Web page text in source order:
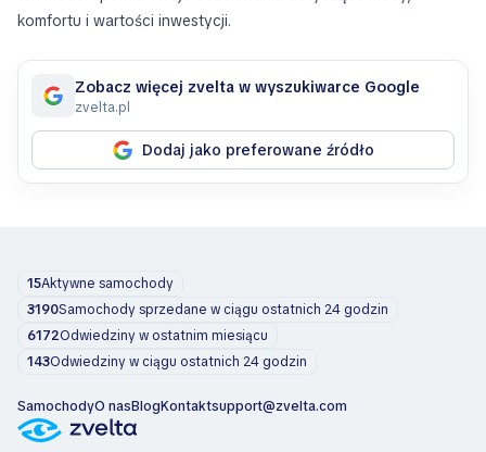
komfortu i wartości inwestycji.
Zobacz więcej zvelta w wyszukiwarce Google
zvelta.pl
Dodaj jako preferowane źródło
15Aktywne samochody
3190Samochody sprzedane w ciągu ostatnich 24 godzin
6172Odwiedziny w ostatnim miesiącu
143Odwiedziny w ciągu ostatnich 24 godzin
SamochodyO nasBlogKontaktsupport@zvelta.com